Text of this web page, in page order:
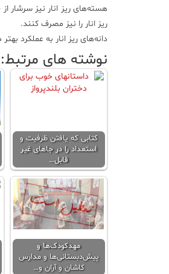
هسته‌های ریز انار نیز سرشار
ریز انار را نیز مصرف کنند.
دانه‌های ریز انار به عملکرد
نوشته های مرتبط:
کتابی که یافتن ظرفیت و
استعداد را در جا‌های غیر
قابل…
مهدکودک‌ها و
پیش‌دبستانی‌ها و مدارس
کاشان و آران و…